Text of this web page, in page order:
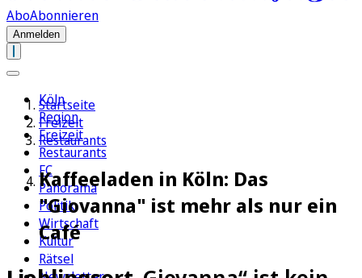
AboAbonnieren
Anmelden
Köln
Region
Freizeit
Restaurants
FC
Panorama
Politik
Wirtschaft
Kultur
Rätsel
Startseite
Freizeit
Restaurants
Kaffeeladen in Köln: Das
"Giovanna" ist mehr als nur ein
Café